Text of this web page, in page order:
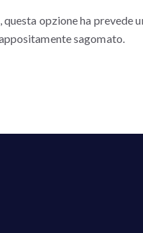
questa opzione ha
sagomato.